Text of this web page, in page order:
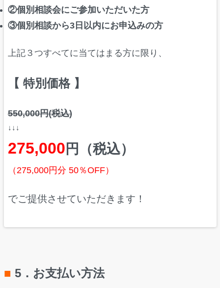
②個別相談会にご参加いただいた方
③個別相談から3日以内にお申込みの方
上記３つすべてに当てはまる方に限り、
【 特別価格 】
550,000円(税込)
↓↓↓
275,000 円（税込）
（275,000円分 50％OFF）
でご提供させていただきます！
■ 5．お支払い方法